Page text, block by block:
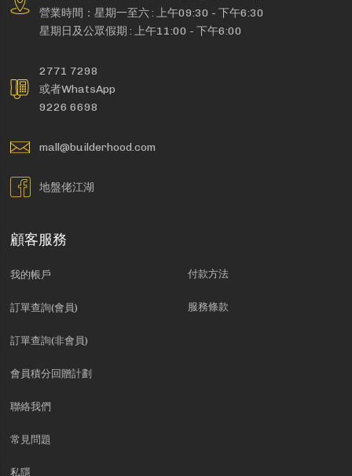
營業時間：星期一至六 : 上午09:30 - 下午6:30
星期日及公眾假期 : 上午11:00 - 下午6:00
2771 7298
或者WhatsApp
9226 6698
mall@builderhood.com
地盤佬江湖
顧客服務
我的帳戶
訂單查詢(會員)
訂單查詢(非會員)
會員積分回贈計劃
聯絡我們
常見問題
私隱
付款方法
服務條款